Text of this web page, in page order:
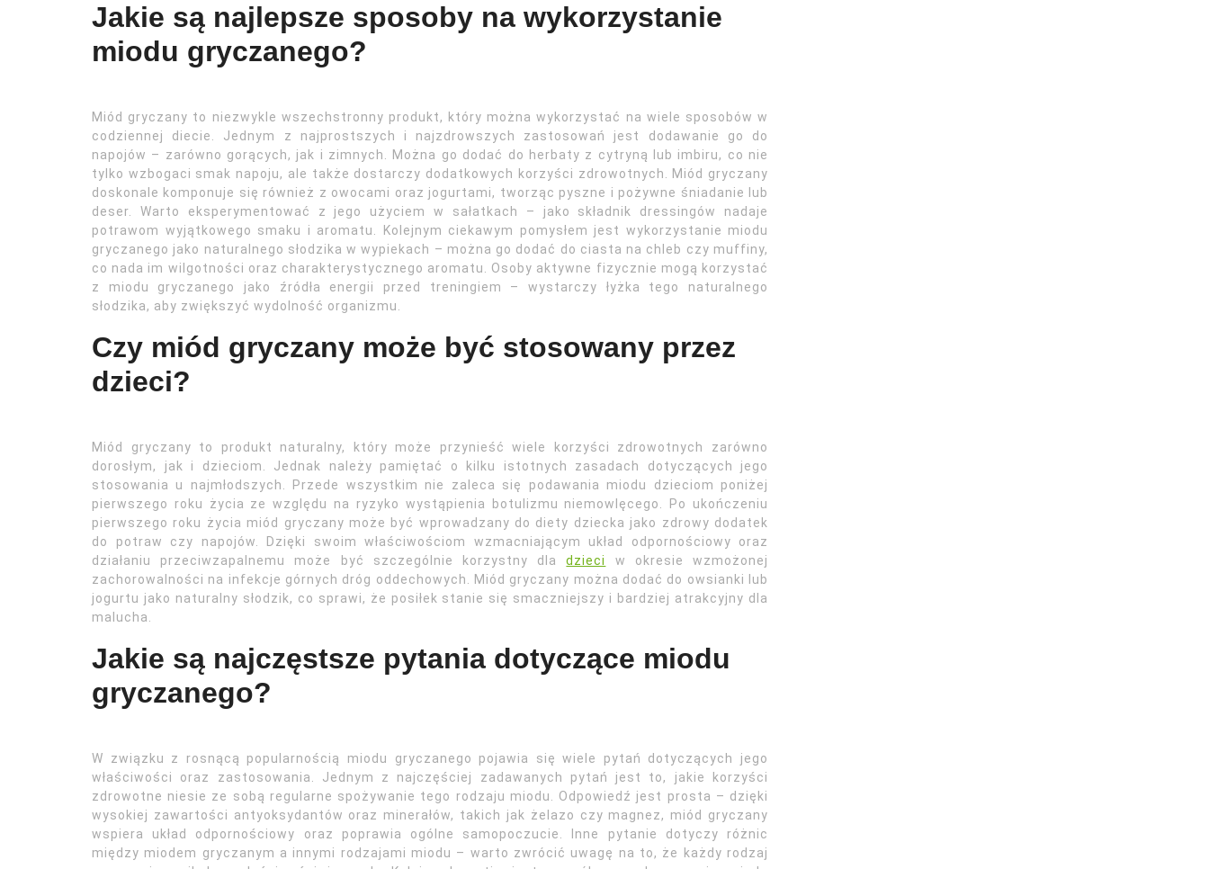
Jakie są najlepsze sposoby na wykorzystanie
miodu gryczanego?
Miód gryczany to niezwykle wszechstronny produkt, który można wykorzystać na wiele sposobów w
codziennej diecie. Jednym z najprostszych i najzdrowszych zastosowań jest dodawanie go do
napojów – zarówno gorących, jak i zimnych. Można go dodać do herbaty z cytryną lub imbiru, co nie
tylko wzbogaci smak napoju, ale także dostarczy dodatkowych korzyści zdrowotnych. Miód gryczany
doskonale komponuje się również z owocami oraz jogurtami, tworząc pyszne i pożywne śniadanie lub
deser. Warto eksperymentować z jego użyciem w sałatkach – jako składnik dressingów nadaje
potrawom wyjątkowego smaku i aromatu. Kolejnym ciekawym pomysłem jest wykorzystanie miodu
gryczanego jako naturalnego słodzika w wypiekach – można go dodać do ciasta na chleb czy muffiny,
co nada im wilgotności oraz charakterystycznego aromatu. Osoby aktywne fizycznie mogą korzystać
z miodu gryczanego jako źródła energii przed treningiem – wystarczy łyżka tego naturalnego
słodzika, aby zwiększyć wydolność organizmu.
Czy miód gryczany może być stosowany przez
dzieci?
Miód gryczany to produkt naturalny, który może przynieść wiele korzyści zdrowotnych zarówno
dorosłym, jak i dzieciom. Jednak należy pamiętać o kilku istotnych zasadach dotyczących jego
stosowania u najmłodszych. Przede wszystkim nie zaleca się podawania miodu dzieciom poniżej
pierwszego roku życia ze względu na ryzyko wystąpienia botulizmu niemowlęcego. Po ukończeniu
pierwszego roku życia miód gryczany może być wprowadzany do diety dziecka jako zdrowy dodatek
do potraw czy napojów. Dzięki swoim właściwościom wzmacniającym układ odpornościowy oraz
działaniu przeciwzapalnemu może być szczególnie korzystny dladzieci
w okresie wzmożonej
zachorowalności na infekcje górnych dróg oddechowych. Miód gryczany można dodać do owsianki lub
jogurtu jako naturalny słodzik, co sprawi, że posiłek stanie się smaczniejszy i bardziej atrakcyjny dla
malucha.
Jakie są najczęstsze pytania dotyczące miodu
gryczanego?
W związku z rosnącą popularnością miodu gryczanego pojawia się wiele pytań dotyczących jego
właściwości oraz zastosowania. Jednym z najczęściej zadawanych pytań jest to, jakie korzyści
zdrowotne niesie ze sobą regularne spożywanie tego rodzaju miodu. Odpowiedź jest prosta – dzięki
wysokiej zawartości antyoksydantów oraz minerałów, takich jak żelazo czy magnez, miód gryczany
wspiera układ odpornościowy oraz poprawia ogólne samopoczucie. Inne pytanie dotyczy różnic
między miodem gryczanym a innymi rodzajami miodu – warto zwrócić uwagę na to, że każdy rodzaj